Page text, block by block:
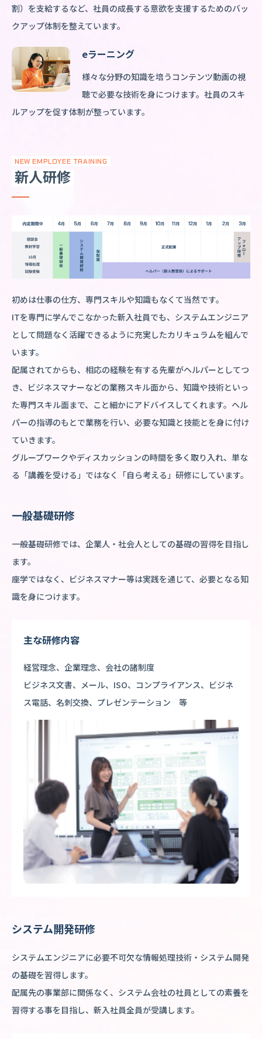
割）を支給するなど、社員の成長する意欲を支援するためのバッ
クアップ体制を整えています。
eラーニング
様々な分野の知識を培うコンテンツ動画の視
聴で必要な技術を身につけます。社員のスキ
ルアップを促す体制が整っています。
NEW EMPLOYEE TRAINING
新人研修
初めは仕事の仕方、専門スキルや知識もなくて当然です。
ITを専門に学んでこなかった新入社員でも、システムエンジニア
として問題なく活躍できるように充実したカリキュラムを組んで
います。
配属されてからも、相応の経験を有する先輩がヘルパーとしてつ
き、ビジネスマナーなどの業務スキル面から、知識や技術といっ
た専門スキル面まで、こと細かにアドバイスしてくれます。ヘル
パーの指導のもとで業務を行い、必要な知識と技能とを身に付け
ていきます。
グループワークやディスカッションの時間を多く取り入れ、単な
る「講義を受ける」ではなく「自ら考える」研修にしています。
一般基礎研修
一般基礎研修では、企業人・社会人としての基礎の習得を目指し
ます。
座学ではなく、ビジネスマナー等は実践を通じて、必要となる知
識を身につけます。
主な研修内容
経営理念、企業理念、会社の諸制度
ビジネス文書、メール、ISO、コンプライアンス、ビジネ
ス電話、名刺交換、プレゼンテーション 等
システム開発研修
システムエンジニアに必要不可欠な情報処理技術・システム開発
の基礎を習得します。
配属先の事業部に関係なく、システム会社の社員としての素養を
習得する事を目指し、新入社員全員が受講します。